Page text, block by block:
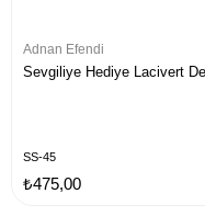
Adnan Efendi
Sevgiliye Hediye Lacivert
SS-45
₺475,00